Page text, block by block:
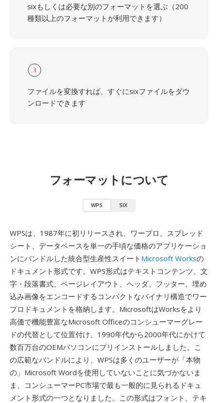
sixもしくは必要な別のフォーマットを選ぶ（200
種類以上のフォーマットが利用できます）
3
ファイルを変換すれば、すぐにsixファイルをダウ
ンロードできます
フォーマットについて
WPS SIX
WPSは、1987年に初リリースされ、ワープロ、スプレッド
シート、データベースを単一の手頃な価格のアプリケーショ
ンにバンドルした統合型生産性スイート Microsoft Worksの
ドキュメント形式です。WPS形式はテキストコンテンツ、文
字・段落書式、ページレイアウト、ヘッダ、フッター、埋め
込み画像をエンコードするコンパクトなバイナリ構造でワー
プロドキュメントを格納します。MicrosoftはWorksをより
高価で機能豊富なMicrosoft Officeのコンシューマーグレー
ドの代替として位置付け、1990年代から2000年代にかけて
数百万台のOEMパソコンにプリインストールしました。こ
の広範なバンドルにより、WPSは多くのユーザーが「本物
の」Microsoft Wordを使用していないことに気づかないま
ま、コンシューマーPC市場で最も一般的に見られるドキュ
メント形式の一つとなりました。この形式はフォント、テキ